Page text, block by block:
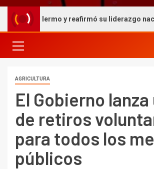
y reafirmó su liderazgo nacional
AGRICULTURA
El Gobierno lanza
de retiros
para todos los
públicos